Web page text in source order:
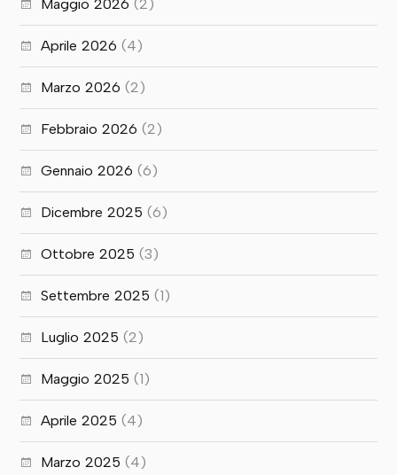
Maggio 2026 (2)
Aprile 2026 (4)
Marzo 2026 (2)
Febbraio 2026 (2)
Gennaio 2026 (6)
Dicembre 2025 (6)
Ottobre 2025 (3)
Settembre 2025 (1)
Luglio 2025 (2)
Maggio 2025 (1)
Aprile 2025 (4)
Marzo 2025 (4)